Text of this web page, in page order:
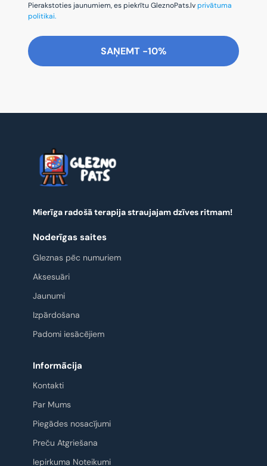
Pierakstoties jaunumiem, es piekrītu GleznoPats.lvprivātuma
politikai.
SAŅEMT -10%
Mierīga radošā terapija straujajam dzīves ritmam!
Noderīgas saites
Gleznas pēc numuriem
Aksesuāri
Jaunumi
Izpārdošana
Padomi iesācējiem
Informācija
Kontakti
Par Mums
Piegādes nosacījumi
Preču Atgriešana
Iepirkuma Noteikumi